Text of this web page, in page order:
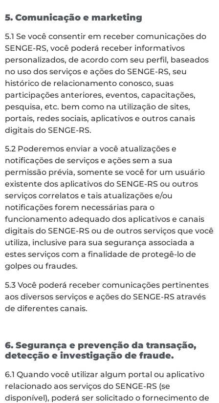
5. Comunicação e marketing
5.1 Se você consentir em receber comunicações do
SENGE-RS, você poderá receber informativos
personalizados, de acordo com seu perfil, baseados
no uso dos serviços e ações do SENGE-RS, seu
histórico de relacionamento conosco, suas
participações anteriores, eventos, capacitações,
pesquisa, etc. bem como na utilização de sites,
portais, redes sociais, aplicativos e outros canais
digitais do SENGE-RS.
5.2 Poderemos enviar a você atualizações e
notificações de serviços e ações sem a sua
permissão prévia, somente se você for um usuário
existente dos aplicativos do SENGE-RS ou outros
serviços correlatos e tais atualizações e/ou
notificações forem necessárias para o
funcionamento adequado dos aplicativos e canais
digitais do SENGE-RS ou de outros serviços que você
utiliza, inclusive para sua segurança associada a
estes serviços com a finalidade de protegê-lo de
golpes ou fraudes.
5.3 Você poderá receber comunicações pertinentes
aos diversos serviços e ações do SENGE-RS através
de diferentes canais.
6. Segurança e prevenção da transação,
detecção e investigação de fraude.
6.1 Quando você utilizar algum portal ou aplicativo
relacionado aos serviços do SENGE-RS (se
disponível), poderá ser solicitado o fornecimento de